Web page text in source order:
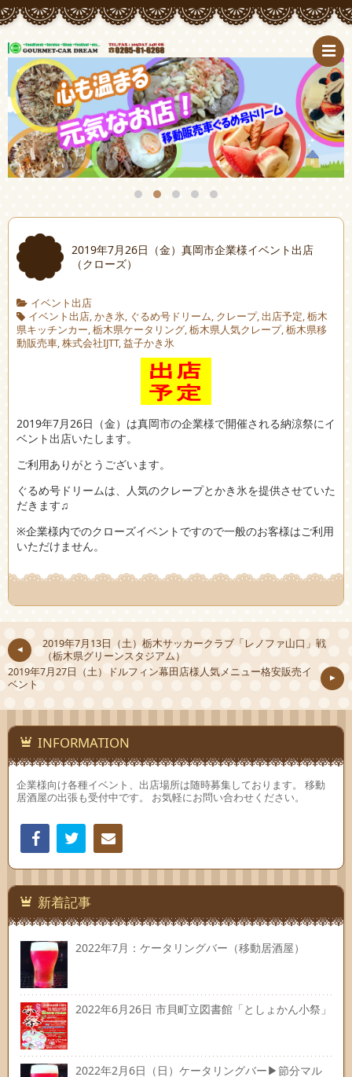
2019年7月26日（金）真岡市企業様イベント出店
（クローズ）
イベント出店
イベント出店,かき氷, ぐるめ号ドリーム, クレープ,出店予定,栃木
県キッチンカー,栃木県ケータリング,栃木県人気クレープ,栃木県移
動販売車,株式会社IJTT,益子かき氷
2019年7月26日（金）は真岡市の企業様で開催される納涼祭にイ
ベント出店いたします。
ご利用ありがとうございます。
ぐるめ号ドリームは、人気のクレープとかき氷を提供させていた
だきます♫
※企業様内でのクローズイベントですので一般のお客様はご利用
いただけません。
2019年7月13日（土）栃木サッカークラブ「レノファ山口」戦
（栃木県グリーンスタジアム）
2019年7月27日（土）ドルフィン幕田店様人気メニュー格安販売イ
ベント
INFORMATION
企業様向け各種イベント、出店場所は随時募集しております。 移動
居酒屋の出張も受付中です。 お気軽にお問い合わせください。
Facebook
連絡
新着記事
2022年7月：ケータリングバー（移動居酒屋）
2022年6月26日 市貝町立図書館「としょかん小祭」
2022年2月6日（日）ケータリングバー▶節分マル